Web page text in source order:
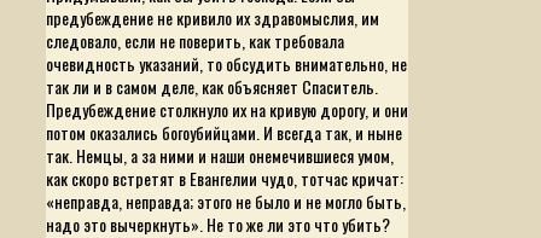
предубеждение не кривило их здравомыслия, им
следовало, если не поверить, как требовала
очевидность указаний, то обсудить внимательно, не
так ли и в самом деле, как объясняет Спаситель.
Предубеждение столкнуло их на кривую дорогу, и они
потом оказались богоубийцами. И всегда так, и ныне
так. Немцы, а за ними и наши онемечившиеся умом,
как скоро встретят в Евангелии чудо, тотчас кричат:
«неправда, неправда; этого не было и не могло быть,
надо это вычеркнуть». Не то же ли это что убить?